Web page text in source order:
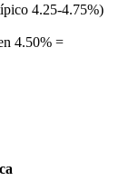
4.25-4.75%)
4.50% =